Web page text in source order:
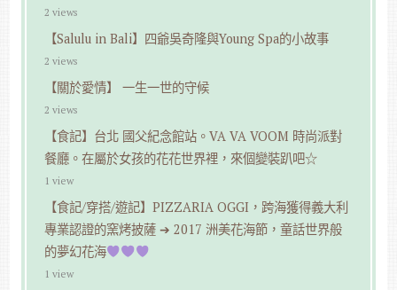
2 views
【Salulu in Bali】四爺吳奇隆與Young Spa的小故事
2 views
【關於愛情】 一生一世的守候
2 views
【食記】台北 國父紀念館站。VA VA VOOM 時尚派對
餐廳。在屬於女孩的花花世界裡，來個變裝趴吧☆
1 view
【食記/穿搭/遊記】PIZZARIA OGGI，跨海獲得義大利
專業認證的窯烤披薩 ➔ 2017 洲美花海節，童話世界般
的夢幻花海
1 view